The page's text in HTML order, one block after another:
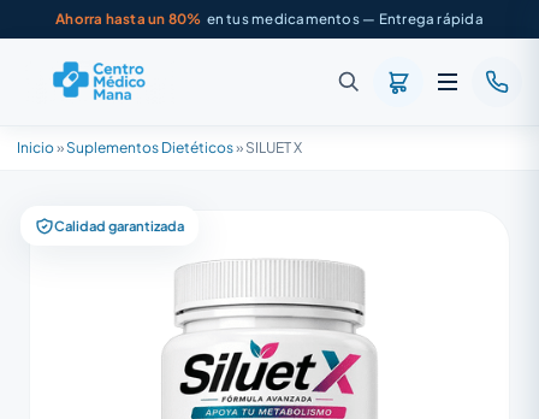
Ahorra hasta un 80% en tus medicamentos — Entrega rápida
Inicio» Suplementos Dietéticos» SILUET X
Calidad garantizada